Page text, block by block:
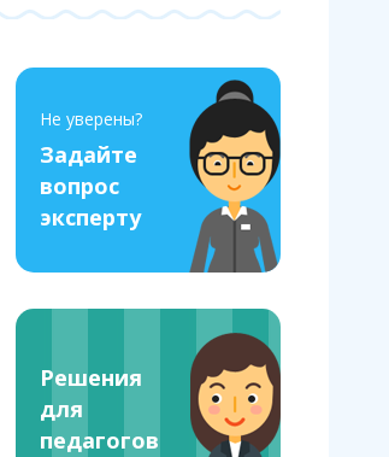
Не уверены?
Задайте
вопрос
эксперту
Решения
для
педагогов